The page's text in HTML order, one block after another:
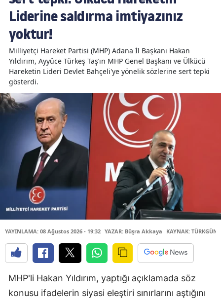
Liderine saldırma imtiyazınız
yoktur!
Milliyetçi Hareket Partisi (MHP) Adana İl Başkanı Hakan
Yıldırım, Ayyüce Türkeş Taş’ın MHP Genel Başkanı ve Ülkücü
Hareketin Lideri Devlet Bahçeli'ye yönelik sözlerine sert tepki
gösterdi.
YAYINLAMA: 08 Ağustos 2026 - 19:32 YAZAR: Büşra Akkaya KAYNAK: TÜRKGÜN
MHP'li Hakan Yıldırım, yaptığı açıklamada söz
konusu ifadelerin siyasi eleştiri sınırlarını aştığını